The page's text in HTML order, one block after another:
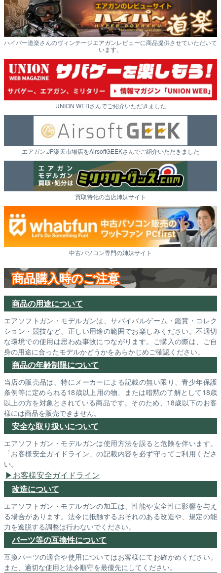
ハイパー道楽さんのヴィンテージエアガンレビューに商品提供させていただいて
います。
UNION WEBさんでご紹介いただきました
エアガン.JP楽天市場店をAirsoftGEEKさんでご紹介いただきました
買取特化の当店姉妹サイト
中古パソコン専門の姉妹サイト
商品購入時のご注意
商品の用途について
エアソフトガン・モデルガンは、サバイバルゲーム・鑑賞・コレク
ション・競技など、正しい用途の範囲でお楽しみください。不適切
な環境での使用は思わぬ事故につながります。ご購入の際は、ご自
身の用途に合ったモデルかどうかをあらかじめご確認ください。
商品の年齢制限について
当店の販売品は、特にメーカーによる記載の無い限り、青少年保護
条例等に定められる18歳以上用の物、または暗黙の了解として18歳
以上の方を対象とされている商品です。そのため、18歳以下のお客
様には商品を販売できません。
安全な取り扱いについて
エアソフトガン・モデルガンは使用方法を誤ると危険を伴います。
「お客様安全ガイドライン」の記載内容を必ず守ってご利用くださ
い。
お客様安全ガイドライン
改造について
エアソフトガン・モデルガンの加工は、性能や安全性に影響を与え
る場合があります。法令に抵触するおそれのある改造や、規定の能
力を逸脱する調整は行わないでください。
パーツ等の互換性について
互換パーツの適合や使用についてはお客様にてお確かめください。
また、適切な使用と法令順守を最優先にしてください。